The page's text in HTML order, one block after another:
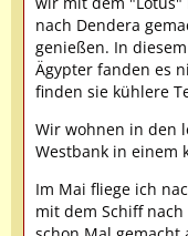
nach Dendera
genießen. In
Ägypter fanden es
finden sie kühlere
Wir wohnen in den
Westbank in einem
Im Mai fliege ich
mit dem Schiff